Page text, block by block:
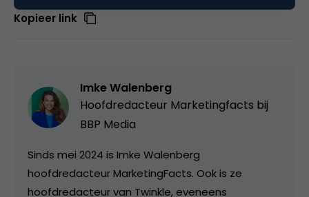
Kopieer link
Imke Walenberg
Hoofdredacteur Marketingfacts bij
BBP Media
Sinds mei 2024 is Imke Walenberg
hoofdredacteur MarketingFacts. Ook is ze
hoofdredacteur van Twinkle, eveneens